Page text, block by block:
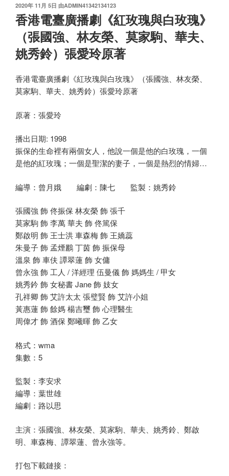
发
布
于
2020年 11月 5日 由ADMIN41342134123
香港電臺廣播劇《紅玫瑰與白玫瑰》
（張國強、林友榮、莫家駒、華夫、
姚秀鈴）張愛玲原著
香港電臺廣播劇《紅玫瑰與白玫瑰》（張國強、林友榮、
莫家駒、華夫、姚秀鈴）張愛玲原著
原著：張愛玲
播出日期: 1998
振保的生命裡有兩個女人，他說一個是他的白玫瑰，一個
是他的紅玫瑰；一個是聖潔的妻子，一個是熱烈的情婦…
編導：曾月娥 編劇：陳七 監製：姚秀鈴
張國強 飾 佟振保 林友榮 飾 張千
莫家駒 飾 李萬 華夫 飾 佟篤保
鄭啟明 飾 王士洪 車森梅 飾 王嬌蕊
朱曼子 飾 孟煙鸝 丁茵 飾 振保母
溫泉 飾 車伕 譚翠蓮 飾 女傭
曾永強 飾 工人 / 洋經理 伍曼儀 飾 媽媽生 / 甲女
姚秀鈐 飾 女秘書 Jane 飾 妓女
孔祥卿 飾 艾許太太 張璧賢 飾 艾許小姐
黃惠蓮 飾 餘媽 楊吉璽 飾 心理醫生
周偉才 飾 酒保 鄭曦暉 飾 乙女
格式：wma
集數：5
監製：李安求
編導：葉世雄
編劇：路以思
主演：張國強、林友榮、莫家駒、華夫、姚秀鈴、鄭啟
明、車森梅、譚翠蓮、曾永強等。
打包下載鏈接：